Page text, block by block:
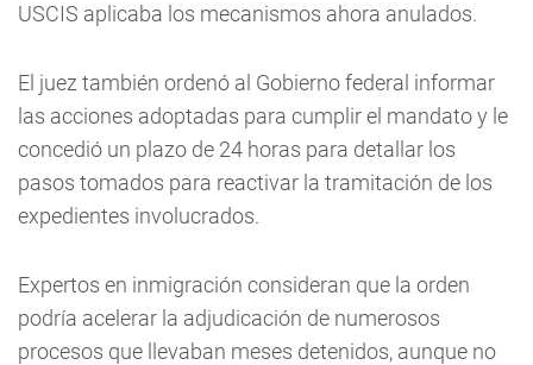
USCIS aplicaba los mecanismos ahora anulados.
El juez también ordenó al Gobierno federal informar
las acciones adoptadas para cumplir el mandato y le
concedió un plazo de 24 horas para detallar los
pasos tomados para reactivar la tramitación de los
expedientes involucrados.
Expertos en inmigración consideran que la orden
podría acelerar la adjudicación de numerosos
procesos que llevaban meses detenidos, aunque no